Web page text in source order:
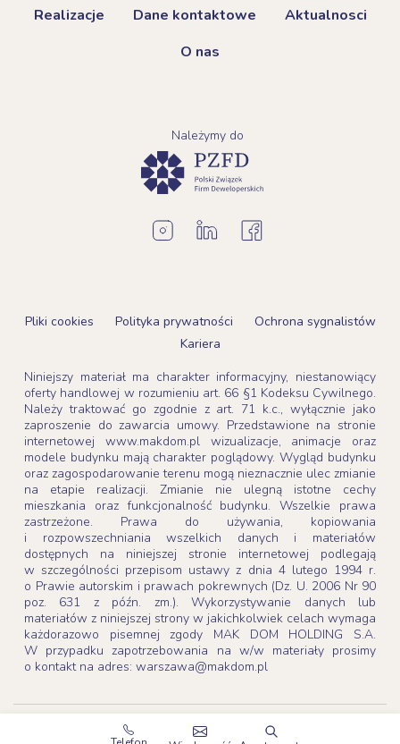
Realizacje Dane kontaktowe
Aktualnosci
O nas
Należymy do
Pliki cookies Polityka prywatności
Ochrona sygnalistów
Kariera
Niniejszy materiał ma charakter informacyjny, niestanowiący
oferty handlowej w rozumieniu art. 66 §1 Kodeksu Cywilnego.
Należy traktować go zgodnie z art. 71 k.c., wyłącznie jako
zaproszenie do zawarcia umowy. Przedstawione na stronie
internetowej www.makdom.pl wizualizacje, animacje oraz
modele budynku mają charakter poglądowy. Wygląd budynku
oraz zagospodarowanie terenu mogą nieznacznie ulec zmianie
na etapie realizacji. Zmianie nie ulegną istotne cechy
mieszkania oraz funkcjonalność budynku. Wszelkie prawa
zastrzeżone. Prawa do używania, kopiowania
i rozpowszechniania wszelkich danych i materiałów
dostępnych na niniejszej stronie internetowej podlegają
w szczególności przepisom ustawy z dnia 4 lutego 1994 r.
o Prawie autorskim i prawach pokrewnych (Dz. U. 2006 Nr 90
poz. 631 z późn. zm.). Wykorzystywanie danych lub
materiałów z niniejszej strony w jakichkolwiek celach wymaga
każdorazowo pisemnej zgody MAK DOM HOLDING S.A.
W przypadku zapotrzebowania na w/w materiały prosimy
o kontakt na adres: warszawa@makdom.pl
Copyright 2003-2026
MAK DOM HOLDING S.A.